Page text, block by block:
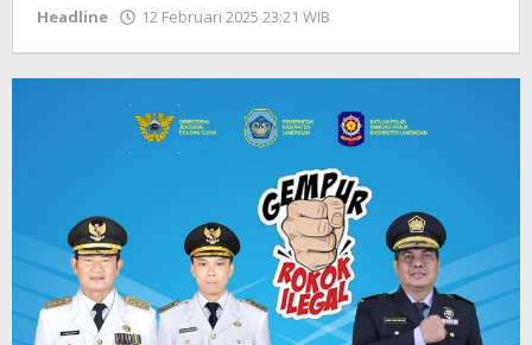
Headline 12 Februari 2025 23:21 WIB